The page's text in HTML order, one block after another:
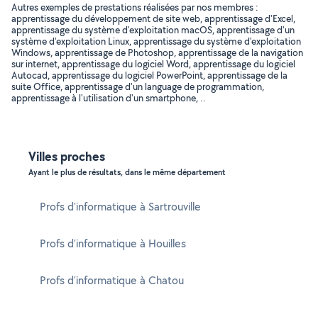
Autres exemples de prestations réalisées par nos membres :
apprentissage du développement de site web, apprentissage d'Excel,
apprentissage du système d'exploitation macOS, apprentissage d'un
système d'exploitation Linux, apprentissage du système d'exploitation
Windows, apprentissage de Photoshop, apprentissage de la navigation
sur internet, apprentissage du logiciel Word, apprentissage du logiciel
Autocad, apprentissage du logiciel PowerPoint, apprentissage de la
suite Office, apprentissage d'un language de programmation,
apprentissage à l'utilisation d'un smartphone, ..
Villes proches
Ayant le plus de résultats, dans le même département
Profs d'informatique à Sartrouville
Profs d'informatique à Houilles
Profs d'informatique à Chatou